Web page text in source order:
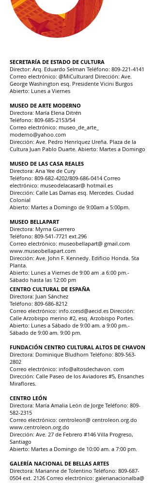
SECRETARÍA DE ESTADO DE CULTURA
Director: Arq. Eduardo Selman Teléfono: 809-221-4141
Correo electrónico: @MiCulturard Dirección: Ave.
George Washington esq. Presidente Vicini Burgos
Abierto: Lunes a Viernes
MUSEO DE ARTE MODERNO
Directora: María Elena Ditrén
Teléfono: 809-685-2153/54
Correo electrónico: museo_de_arte_
moderno@yahoo.com
Dirección: Ave. Pedro Henríquez Ureña. Plaza de la
Cultura Juan Pablo Duarte. Abierto: Martes a Domingo
MUSEO DE LAS CASA REALES
Directora: Ana Yee de Cury
Teléfono: 809-682-4202/809-686-0414 Correo
electrónico: museodelacasar@ hotmail.es
Dirección: Calle Las Damas esq. Mercedes. Ciudad
Colonial
Abierto: Martes a Domingo de 9:00am a 5:00pm.
MUSEO BELLAPART
Directora: Myrna Guerrero
Teléfono: 809-541-7721 ext.296
Correo electrónico: museobellapart@ gmail.com
www.museobellapart.com
Dirección: Ave. John F. Kennedy. Edificio Honda. 5ta
Planta.
Abierto: Lunes a Viernes de 9:00 am .a 6:00 pm.-
Sábado hasta las 12:00 pm
CENTRO CULTURAL DE ESPAÑA
Directora: Juan Sánchez
Teléfono: 809-686-8212
Correo electrónico: info.ccesd@aecid.es Dirección:
Calle Arzobispo merino #2, esq. Arzobispo Portes.
Abierto: Lunes a Sábado de 9:00 am. a 9:00 pm.-
Sábado de 9:00 am. 9:00 pm.
FUNDACIÓN CENTRO CULTURAL ALTOS DE CHAVON
Directora: Dominique Bludhorn Teléfono: 809-563-
2802
Correo electrónico: info@altosdechavon. com
Dirección: Calle Paseo de los Aviadores #5, Ensanches
Miraflores.
CENTRO LEÓN
Directora: María Amalia León de Jorge Teléfono: 809-
582-2315
Correo electrónico: centroleon@ centroleon.org.do
www.centroleon.org.do
Dirección: Ave. 27 de Febrero #146 Villa Progreso,
Santiago
Abierto: Martes a Domingo de 10:00 am. a 7:00 pm.
GALERÍA NACIONAL DE BELLAS ARTES
Directora: Marianne de Tolentino Teléfono: 809-687-
0504 ext. 2126 Correo electrónico: galerianacionalba@